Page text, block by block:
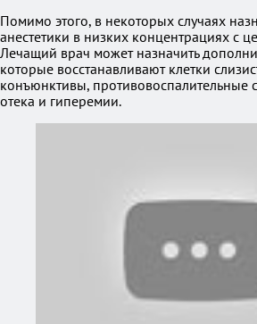
Помимо этого, в некоторых случаях
анестетики в низких концентрациях с
Лечащий врач может назначить
которые восстанавливают клетки
конъюнктивы, противовоспалительные
отека и гиперемии.